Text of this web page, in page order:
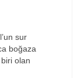
sur
boğaza
olan